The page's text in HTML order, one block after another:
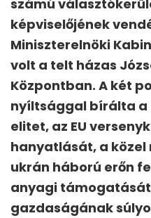
számú
képviselőjének
Miniszterelnöki
volt a telt házas
Központban. A két
nyíltsággal bírálta
elitet, az EU
hanyatlását, a
ukrán háború erőn
anyagi
gazdaságának